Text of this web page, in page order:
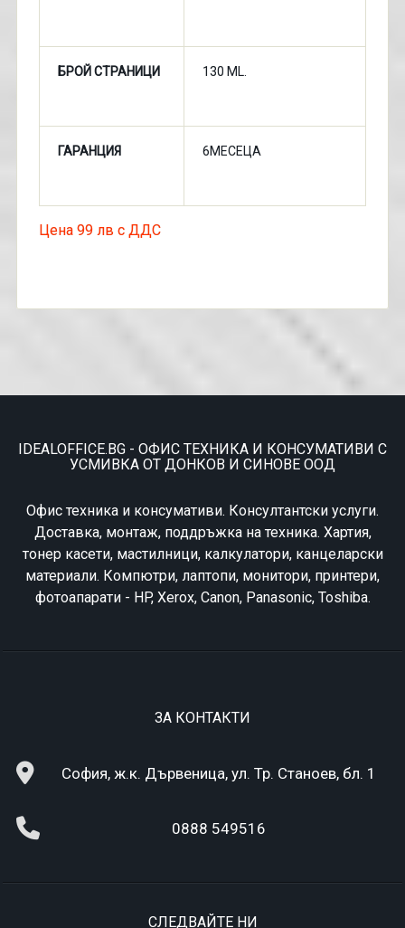
БРОЙ СТРАНИЦИ 130 ML.
ГАРАНЦИЯ 6МЕСЕЦА
Цена 99 лв с ДДС
IDEALOFFICE.BG - ОФИС ТЕХНИКА И КОНСУМАТИВИ С
УСМИВКА ОТ ДОНКОВ И СИНОВЕ ООД
Офис техника и консумативи. Консултантски услуги.
Доставка, монтаж, поддръжка на техника. Хартия,
тонер касети, мастилници, калкулатори, канцеларски
материали. Компютри, лаптопи, монитори, принтери,
фотоапарати - HP, Xerox, Canon, Panasonic, Toshiba.
ЗА КОНТАКТИ
София, ж.к. Дървеница, ул. Тр. Станоев, бл. 1
0888 549516
СЛЕДВАЙТЕ НИ